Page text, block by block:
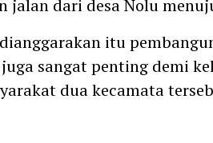
jalan dari desa Nolu
itu
sangat penting demi
dua kecamata